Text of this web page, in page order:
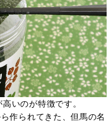
いのが特徴です。
作られてきた、但馬の名